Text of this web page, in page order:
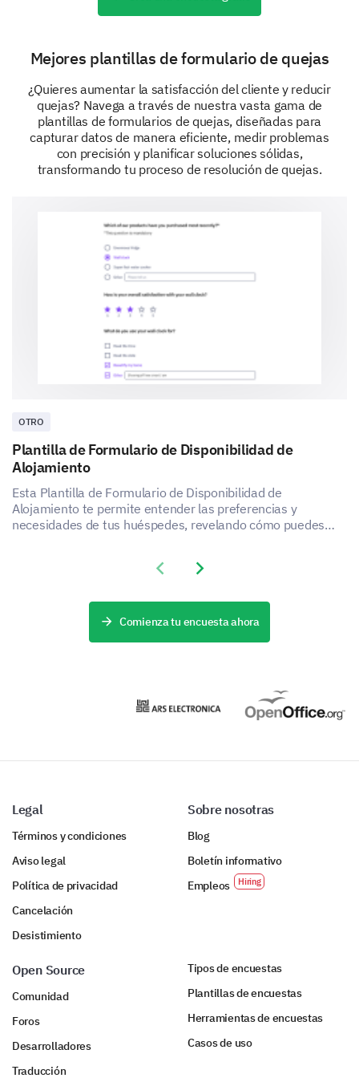
If any of your concerns were not addressed
satisfactorily, could you please provide more
details?
Mejores plantillas de formulario de quejas
¿Quieres aumentar la satisfacción del cliente y reducir
quejas? Navega a través de nuestra vasta gama de
plantillas de formularios de quejas, diseñadas para
capturar datos de manera eficiente, medir problemas
con precisión y planificar soluciones sólidas,
transformando tu proceso de resolución de quejas.
OTRO
Plantilla de Formulario de Disponibilidad de
Alojamiento
Esta Plantilla de Formulario de Disponibilidad de
Alojamiento te permite entender las preferencias y
necesidades de tus huéspedes, revelando cómo puedes
Previous slide
Next slide
Comienza tu encuesta ahora
Legal
Términos y condiciones
Aviso legal
Política de privacidad
Cancelación
Desistimiento
Sobre nosotras
Blog
Boletín informativo
Empleos
Open Source
Comunidad
Foros
Desarrolladores
Traducción
Tipos de encuestas
Plantillas de encuestas
Herramientas de encuestas
Casos de uso